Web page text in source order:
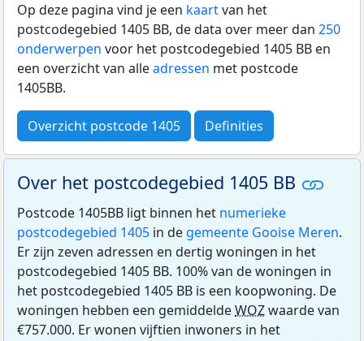
Op deze pagina vind je een kaartvan het
postcodegebied 1405 BB, de data over meer dan 250
onderwerpen voor het postcodegebied 1405 BB en
een overzicht van alleadressen met postcode
1405BB.
Overzicht postcode 1405 Definities
Over het postcodegebied 1405 BB
Postcode 1405BB ligt binnen het numerieke
postcodegebied 1405 in de gemeente Gooise Meren.
Er zijn zeven adressen en dertig woningen in het
postcodegebied 1405 BB. 100% van de woningen in
het postcodegebied 1405 BB is een koopwoning. De
woningen hebben een gemiddeldeWOZwaarde van
€757.000. Er wonen vijftien inwoners in het